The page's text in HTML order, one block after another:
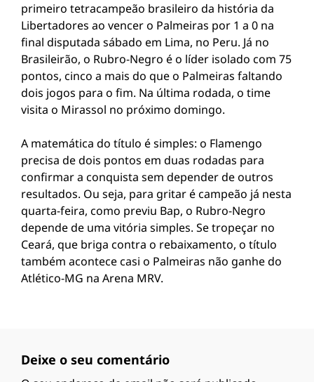
primeiro tetracampeão brasileiro da história da
Libertadores ao vencer o Palmeiras por 1 a 0 na
final disputada sábado em Lima, no Peru. Já no
Brasileirão, o Rubro-Negro é o líder isolado com 75
pontos, cinco a mais do que o Palmeiras faltando
dois jogos para o fim. Na última rodada, o time
visita o Mirassol no próximo domingo.
A matemática do título é simples: o Flamengo
precisa de dois pontos em duas rodadas para
confirmar a conquista sem depender de outros
resultados. Ou seja, para gritar é campeão já nesta
quarta-feira, como previu Bap, o Rubro-Negro
depende de uma vitória simples. Se tropeçar no
Ceará, que briga contra o rebaixamento, o título
também acontece casi o Palmeiras não ganhe do
Atlético-MG na Arena MRV.
Deixe o seu comentário